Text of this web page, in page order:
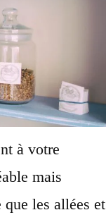
à votre
mais
que les allées et